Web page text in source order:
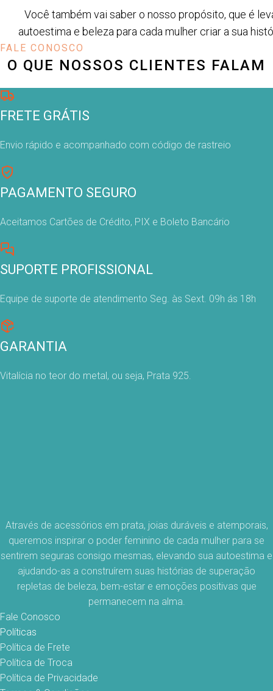
Você também vai saber o nosso propósito, que é
autoestima e beleza para cada mulher criar a sua
FALE CONOSCO
O QUE NOSSOS CLIENTES FALAM
FRETE GRÁTIS
Envio rápido e acompanhado com código de rastreio
PAGAMENTO SEGURO
Aceitamos Cartões de Crédito, PIX e Boleto Bancário
SUPORTE PROFISSIONAL
Equipe de suporte de atendimento Seg. às Sext. 09h ás 18h
GARANTIA
Vitalícia no teor do metal, ou seja, Prata 925.
Através de acessórios em prata, joias duráveis e atemporais,
queremos inspirar o poder feminino de cada mulher para se
sentirem seguras consigo mesmas, elevando sua autoestima e
ajudando-as a construírem suas histórias de superação
repletas de beleza, bem-estar e emoções positivas que
permanecem na alma.
Fale Conosco
Políticas
Política de Frete
Política de Troca
Política de Privacidade